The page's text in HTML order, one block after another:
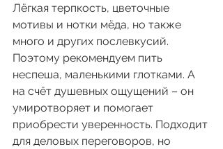
Лёгкая терпкость, цветочные
мотивы и нотки мёда, но также
много и других послевкусий.
Поэтому рекомендуем пить
неспеша, маленькими глотками. А
на счёт душевных ощущений – он
умиротворяет и помогает
приобрести уверенность. Подходит
для деловых переговоров, но